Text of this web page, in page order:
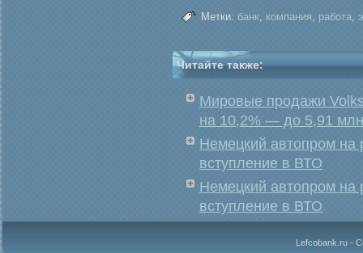
Метки: банк, компания, работа,
Читайте также:
Мировые продажи
на 10,2% — до 5,91
Немецкий автопром на
вступление в ВТО
Немецкий автопром на
вступление в ВТО
Lefcobank.ru -